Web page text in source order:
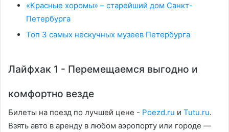
«Красные хоромы» – старейший дом Санкт-
Петербурга
Топ 3 самых нескучных музеев Петербурга
Лайфхак 1 - Перемещаемся выгодно и
комфортно везде
Билеты на поезд по лучшей цене - Poezd.ru и Tutu.ru.
Взять авто в аренду в любом аэропорту или городе —